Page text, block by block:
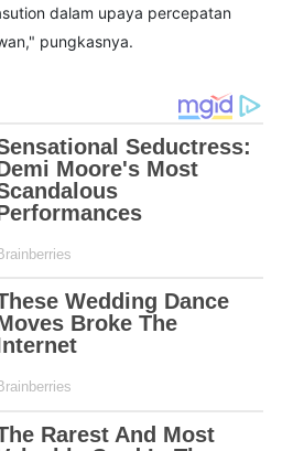
dalam upaya percepatan
pungkasnya.